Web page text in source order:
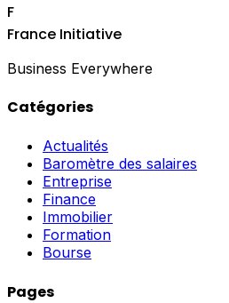
F
France Initiative
Business Everywhere
Catégories
Actualités
Baromètre des salaires
Entreprise
Finance
Immobilier
Formation
Bourse
Pages